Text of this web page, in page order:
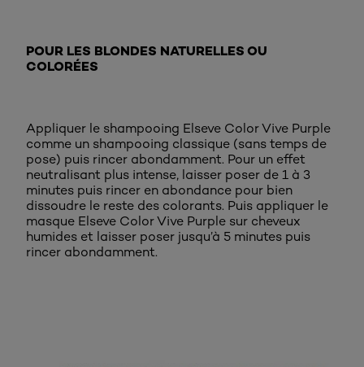
POUR LES BLONDES NATURELLES OU
COLORÉES
Appliquer le shampooing Elseve Color Vive Purple
comme un shampooing classique (sans temps de
pose) puis rincer abondamment. Pour un effet
neutralisant plus intense, laisser poser de 1 à 3
minutes puis rincer en abondance pour bien
dissoudre le reste des colorants. Puis appliquer le
masque Elseve Color Vive Purple sur cheveux
humides et laisser poser jusqu’à 5 minutes puis
rincer abondamment.